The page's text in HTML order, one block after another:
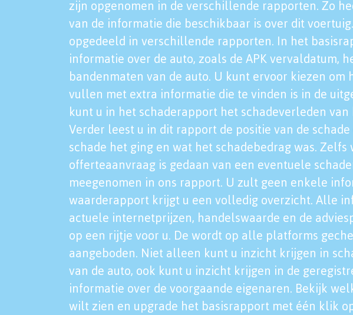
zijn opgenomen in de verschillende rapporten. Zo
van de informatie die beschikbaar is over dit
opgedeeld in verschillende rapporten. In het
informatie over de auto, zoals de APK vervaldatum,
bandenmaten van de auto. U kunt ervoor kiezen om
vullen met extra informatie die te vinden is in de
kunt u in het schaderapport het schadeverleden
Verder leest u in dit rapport de positie van de
schade het ging en wat het schadebedrag was.
offerteaanvraag is gedaan van een eventuele
meegenomen in ons rapport. U zult geen enkele
waarderapport krijgt u een volledig overzicht. Alle
actuele internetprijzen, handelswaarde en de
op een rijtje voor u. De wordt op alle platforms
aangeboden. Niet alleen kunt u inzicht krijgen in
van de auto, ook kunt u inzicht krijgen in de
informatie over de voorgaande eigenaren. Bekijk
wilt zien en upgrade het basisrapport met één klik